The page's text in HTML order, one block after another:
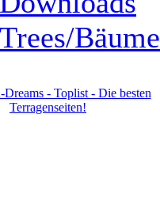
Trees/Bäume